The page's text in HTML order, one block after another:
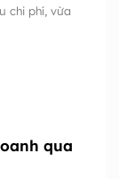
chi phí, vừa
qua